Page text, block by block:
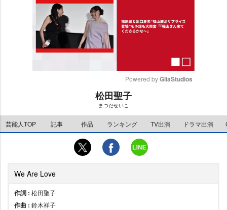
e
Powered by GliaStudios
松田聖子
まつだせいこ
芸能人TOP 記事 作品 ランキング TV出演 ドラマ出演
We Are Love
作詞 : 松田聖子
作曲 : 鈴木祥子